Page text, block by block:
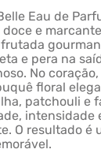
Eau de
e
e pera na
No
floral
patchouli e
intensidade
O resultado é